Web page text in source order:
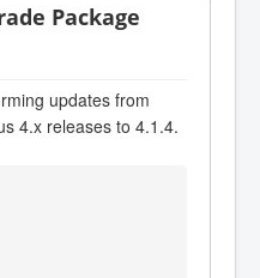
Package
updates from
4.x releases to 4.1.4.